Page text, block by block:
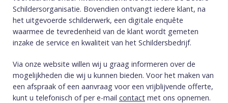
Schildersorganisatie. Bovendien ontvangt iedere klant, na
het uitgevoerde schilderwerk, een digitale enquête
waarmee de tevredenheid van de klant wordt gemeten
inzake de service en kwaliteit van het Schildersbedrijf.
Via onze website willen wij u graag informeren over de
mogelijkheden die wij u kunnen bieden. Voor het maken van
een afspraak of een aanvraag voor een vrijblijvende offerte,
kunt u telefonisch of per e-mail contact met ons opnemen.